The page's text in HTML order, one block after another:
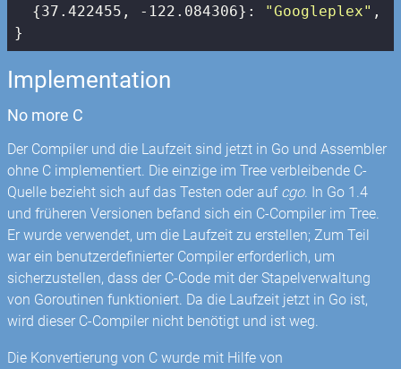
  {
37.422455 , -122.084306}: "Googleplex" ,
}
Implementation
No more C
Der Compiler und die Laufzeit sind jetzt in Go und Assembler
ohne C implementiert. Die einzige im Tree verbleibende C-
Quelle bezieht sich auf das Testen oder auf cgo. In Go 1.4
und früheren Versionen befand sich ein C-Compiler im Tree.
Er wurde verwendet, um die Laufzeit zu erstellen; Zum Teil
war ein benutzerdefinierter Compiler erforderlich, um
sicherzustellen, dass der C-Code mit der Stapelverwaltung
von Goroutinen funktioniert. Da die Laufzeit jetzt in Go ist,
wird dieser C-Compiler nicht benötigt und ist weg.
Die Konvertierung von C wurde mit Hilfe von